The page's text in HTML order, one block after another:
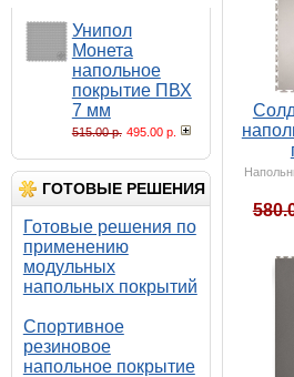
Унипол
Монета
напольное
покрытие ПВХ
7 мм
515.00 р. 495.00 р.
ГОТОВЫЕ РЕШЕНИЯ
Готовые решения по
применению
модульных
напольных покрытий
Спортивное
резиновое
напольное покрытие